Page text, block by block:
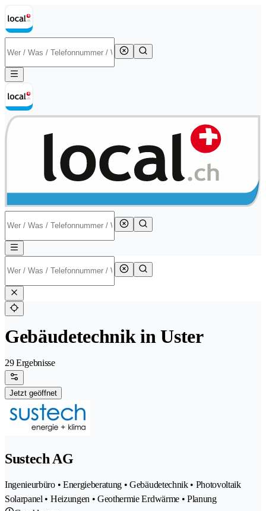
Gebäudetechnik in Uster
29 Ergebnisse
Jetzt geöffnet
Sustech AG
Ingenieurbüro • Energieberatung • Gebäudetechnik • Photovoltaik
Solarpanel • Heizungen • Geothermie Erdwärme • Planung